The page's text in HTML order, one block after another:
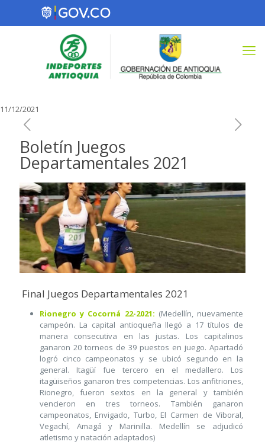
11/12/2021
Boletín Juegos
Departamentales 2021
Final Juegos Departamentales 2021
Rionegro y Cocorná 22-2021: (Medellín, nuevamente
campeón. La capital antioqueña llegó a 17 títulos de
manera consecutiva en las justas. Los capitalinos
ganaron 20 torneos de 39 puestos en juego. Apartadó
logró cinco campeonatos y se ubicó segundo en la
general. Itagüí fue tercero en el medallero. Los
itagüiseños ganaron tres competencias. Los anfitriones,
Rionegro, fueron sextos en la general y también
vencieron en tres torneos. También ganaron
campeonatos, Envigado, Turbo, El Carmen de Viboral,
Vegachí, Amagá y Marinilla. Medellín se adjudicó
atletismo y natación adaptados)